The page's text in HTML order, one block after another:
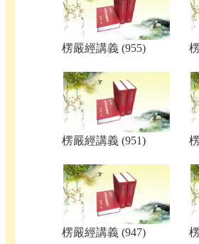
楞嚴經講義 (955)
楞嚴經講義 (951)
楞嚴經講義 (947)